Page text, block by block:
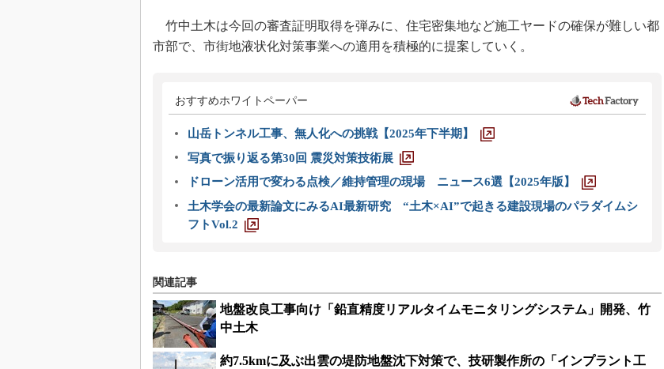
竹中土木は今回の審査証明取得を弾みに、住宅密集地など施工ヤードの確保が難しい都
市部で、市街地液状化対策事業への適用を積極的に提案していく。
おすすめホワイトペーパー
山岳トンネル工事、無人化への挑戦【2025年下半期】
写真で振り返る第30回 震災対策技術展
ドローン活用で変わる点検／維持管理の現場 ニュース6選【2025年版】
土木学会の最新論文にみるAI最新研究 “土木×AI”で起きる建設現場のパラダイムシ
フトVol.2
関連記事
地盤改良工事向け「鉛直精度リアルタイムモニタリングシステム」開発、竹
中土木
約7.5kmに及ぶ出雲の堤防地盤沈下対策で、技研製作所の「インプラント工